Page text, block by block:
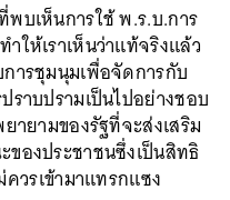
บเห็นการใช้ พ.ร.บ.การ
ให้เราเห็นว่าแท้จริงแล้ว
ารชุมนุมเพื่อจัดการกับ
ราบปรามเป็นไปอย่างชอบ
ายามของรัฐที่จะส่งเสริม
องประชาชนซึ่งเป็นสิทธิ
วรเข้ามาแทรกแซง